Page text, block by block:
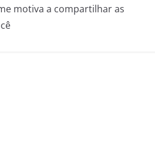
motiva a compartilhar as